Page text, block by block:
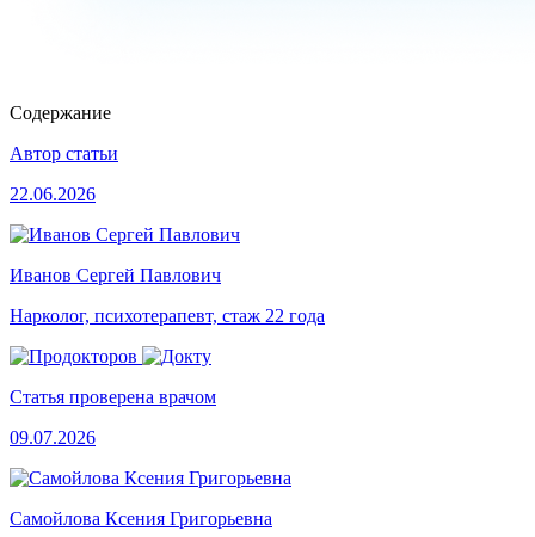
Содержание
Автор статьи
22.06.2026
Иванов Сергей Павлович
Нарколог, психотерапевт, стаж 22 года
Статья проверена врачом
09.07.2026
Самойлова Ксения Григорьевна